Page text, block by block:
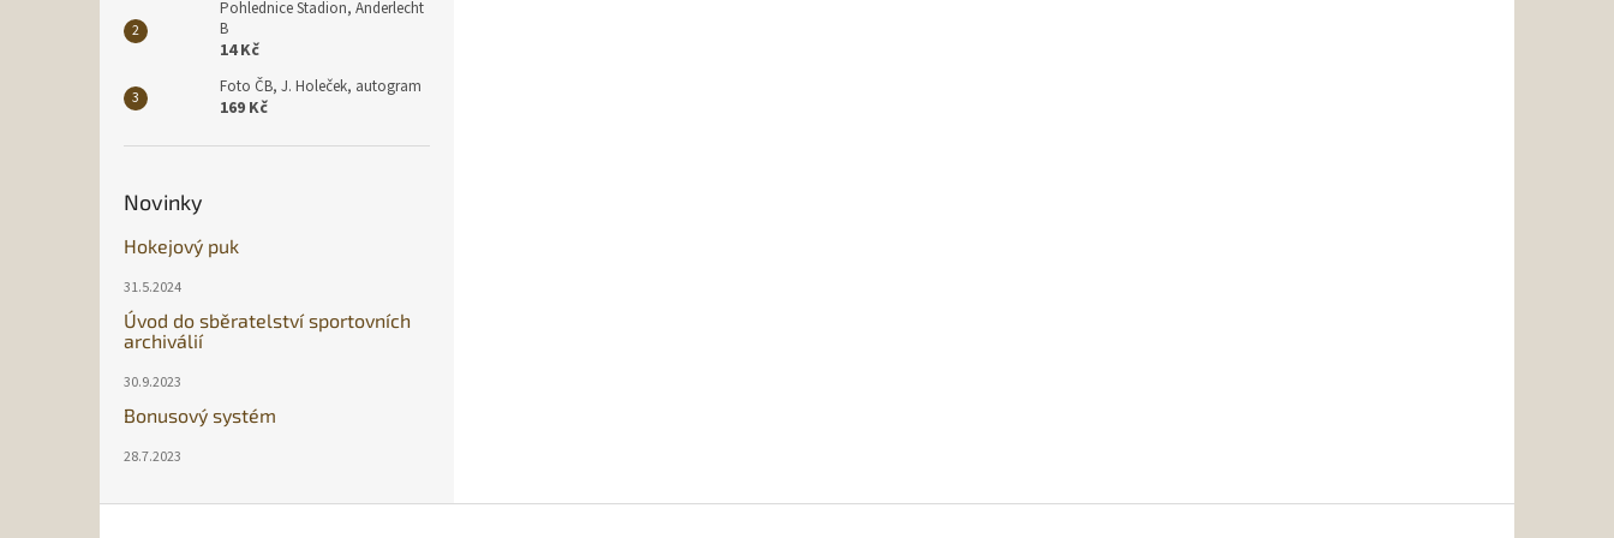
Pohlednice Stadion, Anderlecht
B
14 Kč
Foto ČB, J. Holeček, autogram
169 Kč
Novinky
Hokejový puk
31.5.2024
Úvod do sběratelství sportovních
archiválií
30.9.2023
Bonusový systém
28.7.2023